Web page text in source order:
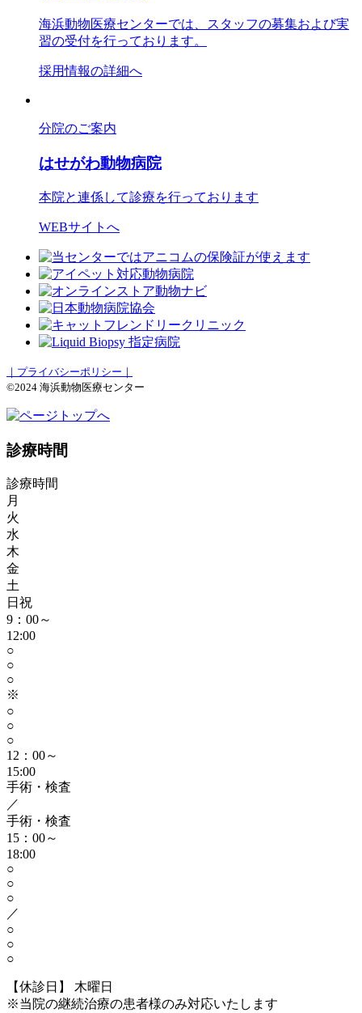
海浜動物医療センターでは、スタッフの募集および実
習の受付を行っております。
採用情報の詳細へ
分院のご案内
はせがわ動物病院
本院と連係して診療を行っております
WEBサイトへ
｜プライバシーポリシー｜
©2024 海浜動物医療センター
診療時間
診療時間
月
火
水
木
金
土
日祝
9：00～
12:00
○
○
○
※
○
○
○
12：00～
15:00
手術・検査
／
手術・検査
15：00～
18:00
○
○
○
／
○
○
○
【休診日】 木曜日
※当院の継続治療の患者様のみ対応いたします